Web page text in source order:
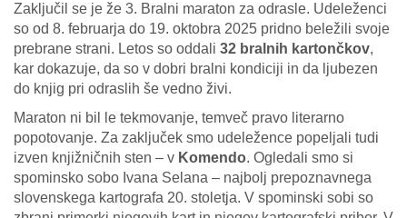
Zaključil se je že 3. Bralni maraton za odrasle. Udeleženci
so od 8. februarja do 19. oktobra 2025 pridno beležili svoje
prebrane strani. Letos so oddali 32 bralnih kartončkov,
kar dokazuje, da so v dobri bralni kondiciji in da ljubezen
do knjig pri odraslih še vedno živi.
Maraton ni bil le tekmovanje, temveč pravo literarno
popotovanje. Za zaključek smo udeležence popeljali tudi
izven knjižničnih sten – v Komendo. Ogledali smo si
spominsko sobo Ivana Selana – najbolj prepoznavnega
slovenskega kartografa 20. stoletja. V spominski sobi so